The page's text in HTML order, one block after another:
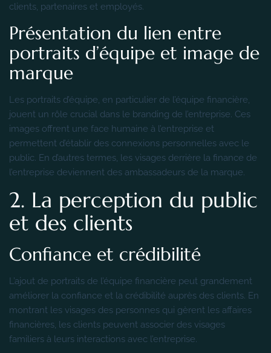
clients, partenaires et employés.
Présentation du lien entre
portraits d’équipe et image de
marque
Les portraits d’équipe, en particulier de l’équipe financière,
jouent un rôle crucial dans le branding de l’entreprise. Ces
images offrent une face humaine à l’entreprise et
permettent d’établir des connexions personnelles avec le
public. En d’autres termes, les visages derrière la finance de
l’entreprise deviennent des ambassadeurs de la marque.
2. La perception du public
et des clients
Confiance et crédibilité
L’ajout de portraits de l’équipe financière peut grandement
améliorer la confiance et la crédibilité auprès des clients. En
montrant les visages des personnes qui gèrent les affaires
financières, les clients peuvent associer des visages
familiers à leurs interactions avec l’entreprise.